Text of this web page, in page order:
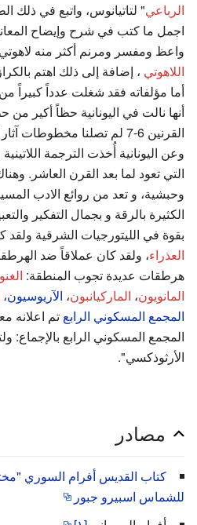
الرباعي" لتاتيانوس، واتبع في ذلك
اجمل ما كتب في شرح وإيضاح
واعظ ومفسر ومرنم أكثر منه
اللاهوتي ، إضافة إلى ذلك اهتم
أما مؤلفاته فقد شغلت عدداً كبيراً من
أنها نالت في اليونانية حظاً أكير من
القرنين 6-7 لم تصلنا
وعن اليونانية أُخذت الترجمة
التي تعود لما بعد القرن العاشر.
وحبشية، و تعد من روائع الادب
الكثيرة بالرقة و بجمال التفكير
بقوة في الليتورجيات الشرقية
العذراء، ولقد كان عملاقاً ضد
هرطقات عديدة تجوب المنطقة:
المانويون، الماركيانبون، الآريوسيون،
المجمع المسكوني الرابع تم اعلانه
المجمع المسكوني الرابع بالإجماع:
الأرثوذكسي".
مصادر
كتاب القديس أفرام السوري
للشماس اسبيرو جبور